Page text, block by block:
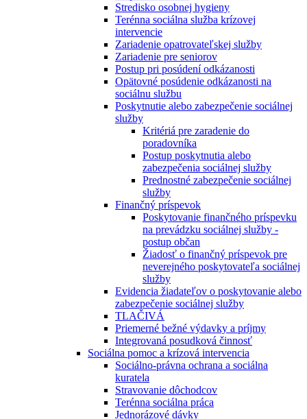
Stredisko osobnej hygieny
Terénna sociálna služba krízovej
intervencie
Zariadenie opatrovateľskej služby
Zariadenie pre seniorov
Postup pri posúdení odkázanosti
Opätovné posúdenie odkázanosti na
sociálnu službu
Poskytnutie alebo zabezpečenie sociálnej
služby
Kritériá pre zaradenie do
poradovníka
Postup poskytnutia alebo
zabezpečenia sociálnej služby
Prednostné zabezpečenie sociálnej
služby
Finančný príspevok
Poskytovanie finančného príspevku
na prevádzku sociálnej služby -
postup občan
Žiadosť o finančný príspevok pre
neverejného poskytovateľa sociálnej
služby
Evidencia žiadateľov o poskytovanie alebo
zabezpečenie sociálnej služby
TLAČIVÁ
Priemerné bežné výdavky a príjmy
Integrovaná posudková činnosť
Sociálna pomoc a krízová intervencia
Sociálno-právna ochrana a sociálna
kuratela
Stravovanie dôchodcov
Terénna sociálna práca
Jednorázové dávky